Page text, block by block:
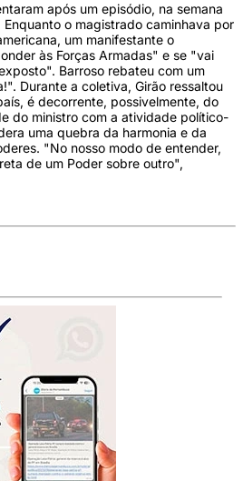
após um episódio, na semana
o magistrado caminhava por
um manifestante o
às Forças Armadas" e se "vai
Barroso rebateu com um
Durante a coletiva, Girão ressaltou
é decorrente, possivelmente, do
do ministro com a atividade político-
uma quebra da harmonia e da
"No nosso modo de entender,
de um Poder sobre outro",